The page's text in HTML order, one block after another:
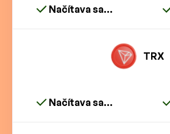
Načítava sa...
TRX
Načítava sa...